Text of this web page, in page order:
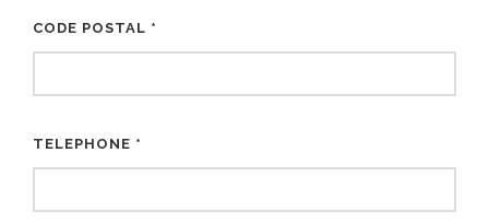
CODE POSTAL *
TELEPHONE *